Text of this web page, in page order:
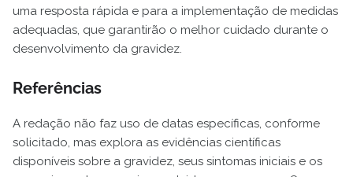
uma resposta rápida e para a implementação de medidas
adequadas, que garantirão o melhor cuidado durante o
desenvolvimento da gravidez.
Referências
A redação não faz uso de datas específicas, conforme
solicitado, mas explora as evidências científicas
disponíveis sobre a gravidez, seus sintomas iniciais e os